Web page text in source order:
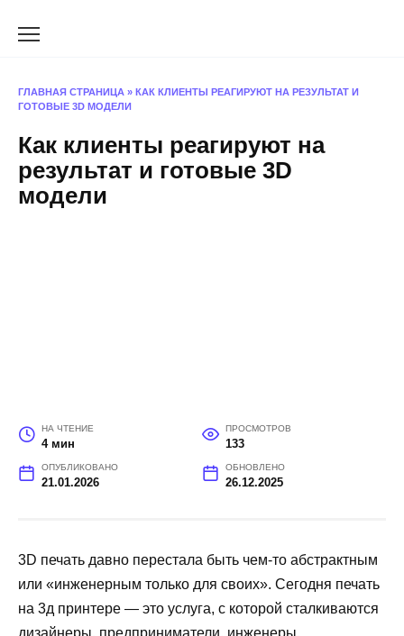
ГЛАВНАЯ СТРАНИЦА » КАК КЛИЕНТЫ РЕАГИРУЮТ НА РЕЗУЛЬТАТ И
ГОТОВЫЕ 3D МОДЕЛИ
Как клиенты реагируют на
результат и готовые 3D
модели
НА ЧТЕНИЕ
4 мин
ПРОСМОТРОВ
133
ОПУБЛИКОВАНО
21.01.2026
ОБНОВЛЕНО
26.12.2025
3D печать давно перестала быть чем-то абстрактным
или «инженерным только для своих». Сегодня печать
на 3д принтере — это услуга, с которой сталкиваются